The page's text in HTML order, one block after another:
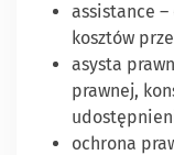
assistance
kosztów
asysta
prawnej,
ochrona